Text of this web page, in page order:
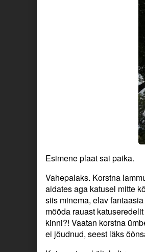
Esimene plaat sai paika.
Vahepalaks. Korstna
aidates aga katusel mitte
siis minema, elav
mööda rauast
kinni?! Vaatan korstna
ei jõudnud, seest läks